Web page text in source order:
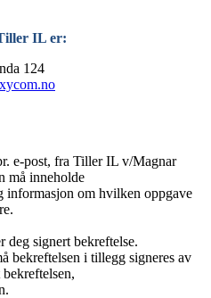
IL er:
124
e-post, fra Tiller IL v/Magnar
må inneholde
informasjon om hvilken oppgave
deg signert bekreftelse.
bekreftelsen i tillegg signeres av